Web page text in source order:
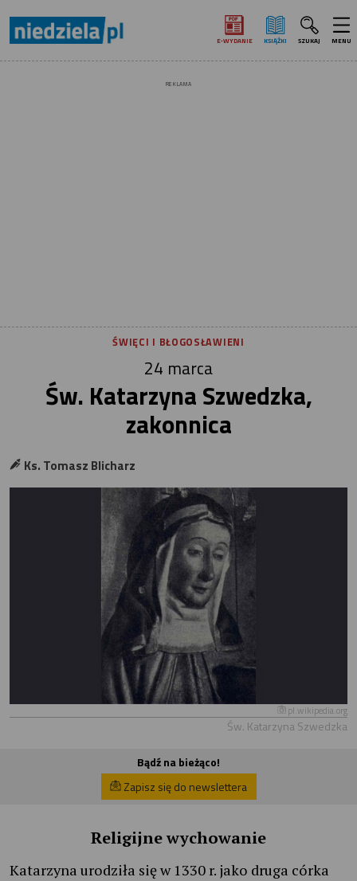
E‑WYDANIE KSIĄŻKI SZUKAJ MENU
REKLAMA
ŚWIĘCI I BŁOGOSŁAWIENI
24 marca
Św. Katarzyna Szwedzka,
zakonnica
Ks. Tomasz Blicharz
pl.wikipedia.org
Św. Katarzyna Szwedzka
Bądź na bieżąco!
Zapisz się do newslettera
Religijne wychowanie
Katarzyna urodziła się w 1330 r. jako druga córka